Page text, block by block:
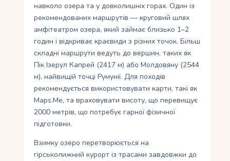
навколо озера та у довколишніх горах. Один із
рекомендованих маршрутів — круговий шлях
амфітеатром озера, який займає близько 1–2
годин і відкриває краєвиди з різних точок. Більш
складні маршрути ведуть до вершин, таких як
Пік Ізерул Капрей (2417 м) або Молдовяну (2544
м), найвищій точці Румунії. Для походів
рекомендується використовувати карти, такі як
Maps.Me, та враховувати висоту, що перевищує
2000 метрів, що потребує гарної фізичної
підготовки.
Взимку озеро перетворюється на
гірськолижний курорт із трасами завдовжки до